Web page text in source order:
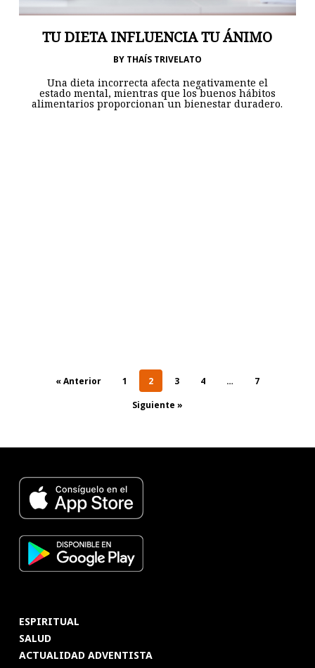
TU DIETA INFLUENCIA TU ÁNIMO
BY THAÍS TRIVELATO
Una dieta incorrecta afecta negativamente el
estado mental, mientras que los buenos hábitos
alimentarios proporcionan un bienestar duradero.
« Anterior 1 2 3 4 …
7
Siguiente »
ESPIRITUAL
SALUD
ACTUALIDAD ADVENTISTA